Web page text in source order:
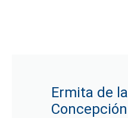
Ermita de la
Concepción